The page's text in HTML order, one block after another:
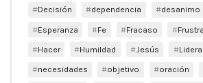
Decisión
dependencia desanimo
Esperanza
Fe Fracaso
Hacer
Humildad Jesús
necesidades
objetivo oración